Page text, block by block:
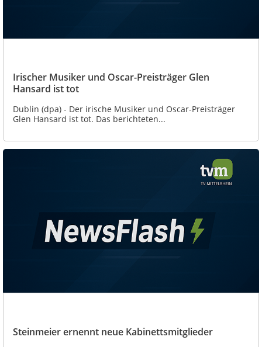
Irischer Musiker und Oscar-Preisträger Glen
Hansard ist tot
Dublin (dpa) - Der irische Musiker und Oscar-Preisträger
Glen Hansard ist tot. Das berichteten...
Steinmeier ernennt neue Kabinettsmitglieder